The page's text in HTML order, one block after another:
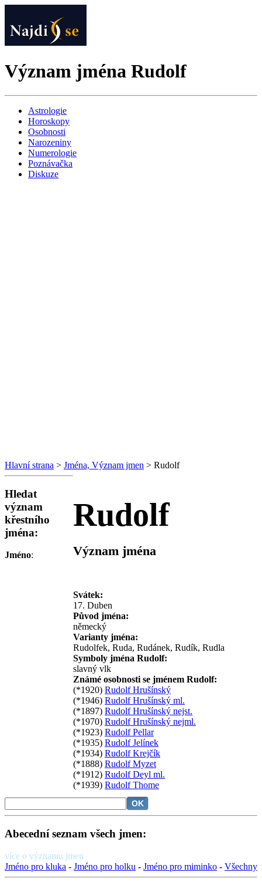
Význam jména Rudolf
Astrologie
Horoskopy
Osobnosti
Narozeniny
Numerologie
Poznávačka
Diskuze
Hlavní strana > Jména, Význam jmen > Rudolf
Rudolf
Význam jména
Svátek:
17. Duben
Původ jména:
německý
Varianty jména:
Rudolfek, Ruda, Rudánek, Rudík, Rudla
Symboly jména Rudolf:
slavný vlk
Známé osobnosti se jménem Rudolf:
(*1920) Rudolf Hrušínský
(*1946) Rudolf Hrušínský ml.
(*1897) Rudolf Hrušínský nejst.
(*1970) Rudolf Hrušínský nejml.
(*1923) Rudolf Pellar
(*1935) Rudolf Jelínek
(*1934) Rudolf Krejčík
(*1888) Rudolf Myzet
(*1912) Rudolf Deyl ml.
(*1939) Rudolf Thome
Hledat
význam
křestního
jména:
Jméno:
Abecední seznam všech jmen:
více o významu jmen
Jméno pro kluka - Jméno pro holku - Jméno pro miminko - Všechny